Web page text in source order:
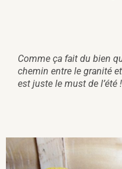
Comme ça fait du bien
chemin entre le granité
est juste le must de l’été !